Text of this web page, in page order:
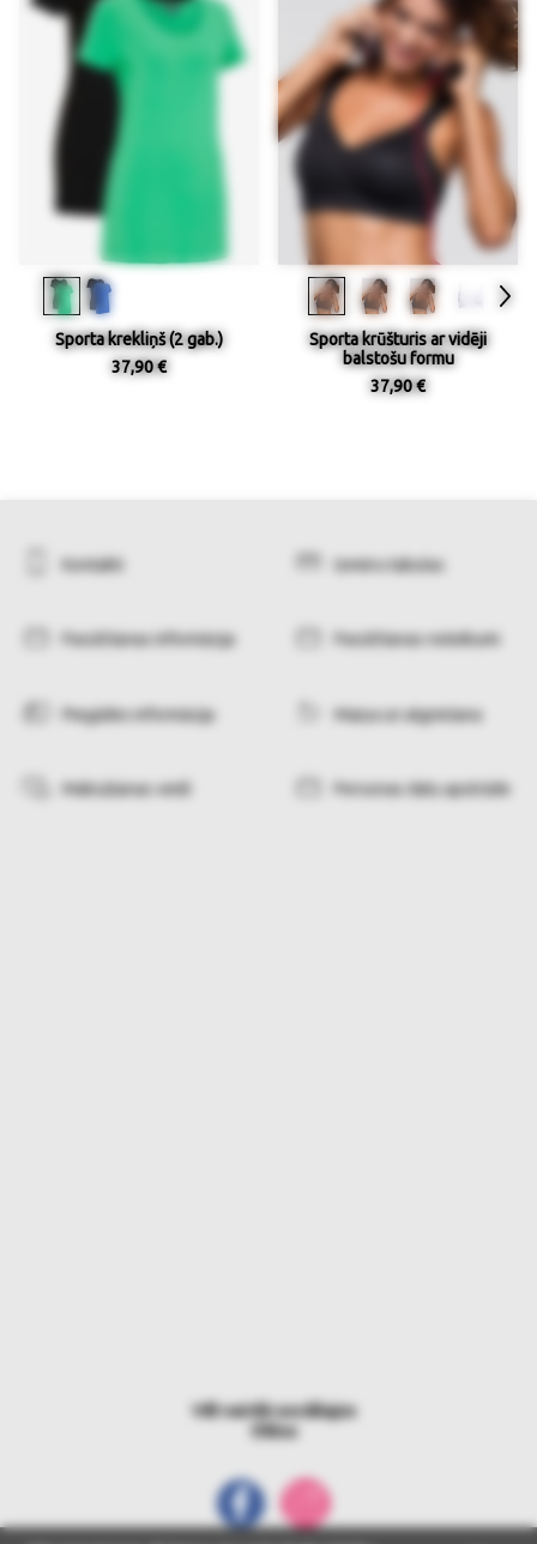
Sporta krekliņš (2 gab.)
37,90 €
Sporta krūšturis ar vidēji
balstošu formu
37,90 €
Kontakti Izmēru tabulas
Pasūtīšanas informācija Pasūtīšanas noteikumi
Piegādes informācija Maiņa un atgriešana
Maksāšanas veidi Personas datu apstrāde
Vēl vairāk sociālajos
tīklos